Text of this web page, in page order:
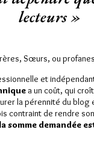
les références
/
lecteurs »
Sœurs, ou
et
a un coût, qui
la pérennité du blog
contraint de rendre
la somme demandée